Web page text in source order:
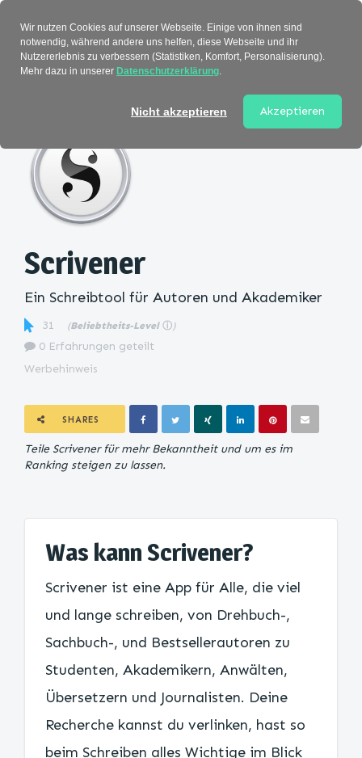
Scrivener
Ein Schreibtool für Autoren und Akademiker
31 (Beliebtheits-Level ⓘ )
0 Erfahrungen geteilt
Werbehinweis
SHARES
Teile Scrivener für mehr Bekanntheit und um es im
Ranking steigen zu lassen.
Was kann Scrivener?
Scrivener ist eine App für Alle, die viel
und lange schreiben, von Drehbuch-,
Sachbuch-, und Bestsellerautoren zu
Studenten, Akademikern, Anwälten,
Übersetzern und Journalisten. Deine
Recherche kannst du verlinken, hast so
beim Schreiben alles Wichtige im Blick
Wir nutzen Cookies auf unserer Webseite. Einige von ihnen sind
notwendig, während andere uns helfen, diese Webseite und ihr
Nutzererlebnis zu verbessern (Statistiken, Komfort, Personalisierung).
Mehr dazu in unserer Datenschutzerklärung.
Nicht akzeptieren Akzeptieren